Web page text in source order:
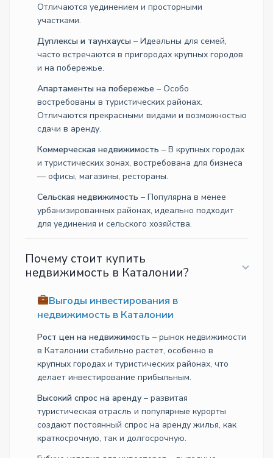
Отличаются уединением и просторными
участками.
Дуплексы и таунхаусы – Идеальны для семей,
часто встречаются в пригородах крупных городов
и на побережье.
Апартаменты на побережье – Особо
востребованы в туристических районах.
Отличаются прекрасными видами и возможностью
сдачи в аренду.
Коммерческая недвижимость – В крупных городах
и туристических зонах, востребована для бизнеса
— офисы, магазины, рестораны.
Сельская недвижимость – Популярна в менее
урбанизированных районах, идеально подходит
для уединения и сельского хозяйства.
Почему стоит купить
недвижимость в Каталонии?
Выгоды инвестирования в
недвижимость в Каталонии
Рост цен на недвижимость – рынок недвижимости
в Каталонии стабильно растет, особенно в
крупных городах и туристических районах, что
делает инвестирование прибыльным.
Высокий спрос на аренду– развитая
туристическая отрасль и популярные курорты
создают постоянный спрос на аренду жилья, как
краткосрочную, так и долгосрочную.